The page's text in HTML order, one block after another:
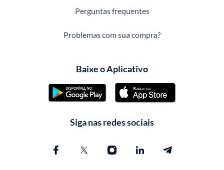
Perguntas frequentes
Problemas com sua compra?
Baixe o Aplicativo
Siga nas redes sociais